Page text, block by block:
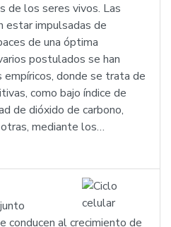
de los seres vivos. Las
estar impulsadas de
de una óptima
postulados se han
donde se trata de
como bajo índice de
de dióxido de carbono,
mediante los…
conducen al crecimiento de